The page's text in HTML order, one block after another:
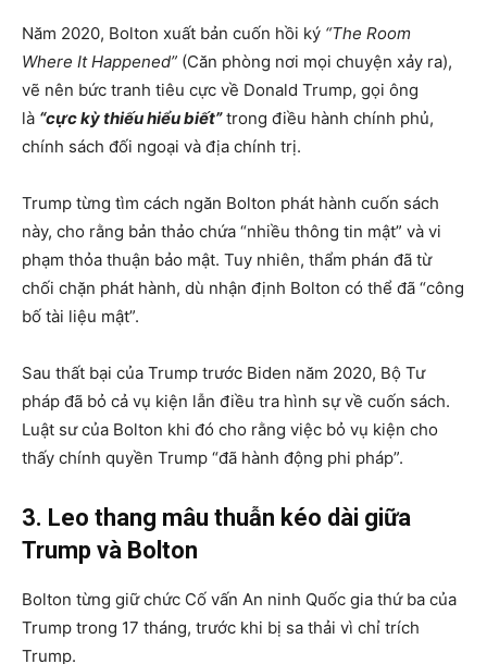
Năm 2020, Bolton xuất bản cuốn hồi ký “The Room
Where It Happened” (Căn phòng nơi mọi chuyện xảy ra),
vẽ nên bức tranh tiêu cực về Donald Trump, gọi ông
là “cực kỳ thiếu hiểu biết”trong điều hành chính phủ,
chính sách đối ngoại và địa chính trị.
Trump từng tìm cách ngăn Bolton phát hành cuốn sách
này, cho rằng bản thảo chứa “nhiều thông tin mật” và vi
phạm thỏa thuận bảo mật. Tuy nhiên, thẩm phán đã từ
chối chặn phát hành, dù nhận định Bolton có thể đã “công
bố tài liệu mật”.
Sau thất bại của Trump trước Biden năm 2020, Bộ Tư
pháp đã bỏ cả vụ kiện lẫn điều tra hình sự về cuốn sách.
Luật sư của Bolton khi đó cho rằng việc bỏ vụ kiện cho
thấy chính quyền Trump “đã hành động phi pháp”.
3. Leo thang mâu thuẫn kéo dài giữa
Trump và Bolton
Bolton từng giữ chức Cố vấn An ninh Quốc gia thứ ba của
Trump trong 17 tháng, trước khi bị sa thải vì chỉ trích
Trump.